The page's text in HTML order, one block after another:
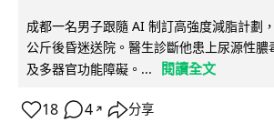
成都一名男子跟隨 AI 制訂高強度減脂計劃
公斤後昏迷送院。醫生診斷他患上尿源性膿
及多器官功能障礙。...
閱讀全文
18 4 ↗ 分享